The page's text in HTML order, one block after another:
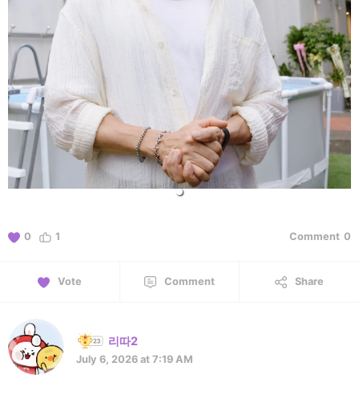
0 1 Comment 0
Vote Comment Share
리따2
July 6, 2026 at 7:19 AM